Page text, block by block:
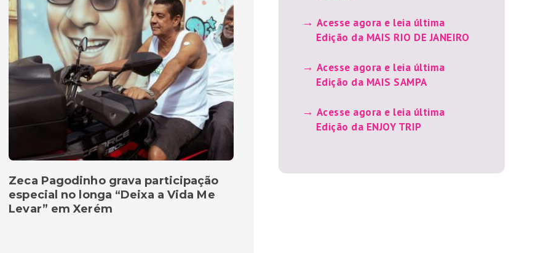
Zeca Pagodinho grava participação
especial no longa “Deixa a Vida Me
Levar” em Xerém
Acesse agora e leia última
Edição da MAIS RIO DE JANEIRO
Acesse agora e leia última
Edição da MAIS SAMPA
Acesse agora e leia última
Edição da ENJOY TRIP